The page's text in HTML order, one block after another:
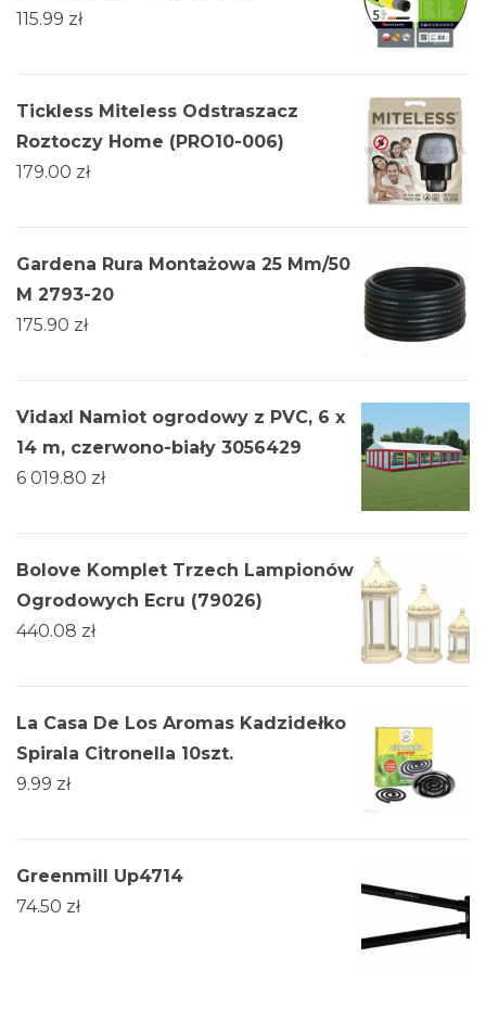
115.99 zł
Tickless Miteless Odstraszacz
Roztoczy Home (PRO10-006)
179.00 zł
Gardena Rura Montażowa 25 Mm/50
M 2793-20
175.90 zł
Vidaxl Namiot ogrodowy z PVC, 6 x
14 m, czerwono-biały 3056429
6 019.80 zł
Bolove Komplet Trzech Lampionów
Ogrodowych Ecru (79026)
440.08 zł
La Casa De Los Aromas Kadzidełko
Spirala Citronella 10szt.
9.99 zł
Greenmill Up4714
74.50 zł